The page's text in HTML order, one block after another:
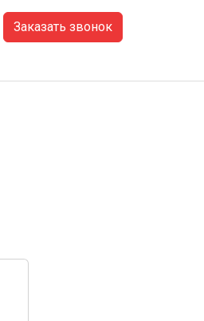
Заказать звонок